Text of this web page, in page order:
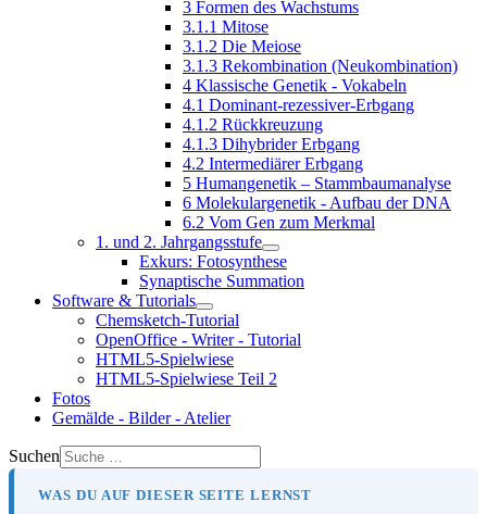
3 Formen des Wachstums
3.1.1 Mitose
3.1.2 Die Meiose
3.1.3 Rekombination (Neukombination)
4 Klassische Genetik - Vokabeln
4.1 Dominant-rezessiver-Erbgang
4.1.2 Rückkreuzung
4.1.3 Dihybrider Erbgang
4.2 Intermediärer Erbgang
5 Humangenetik – Stammbaumanalyse
6 Molekulargenetik - Aufbau der DNA
6.2 Vom Gen zum Merkmal
1. und 2. Jahrgangsstufe
Exkurs: Fotosynthese
Synaptische Summation
Software & Tutorials
Chemsketch-Tutorial
OpenOffice - Writer - Tutorial
HTML5-Spielwiese
HTML5-Spielwiese Teil 2
Fotos
Gemälde - Bilder - Atelier
Suchen
WAS DU AUF DIESER SEITE LERNST